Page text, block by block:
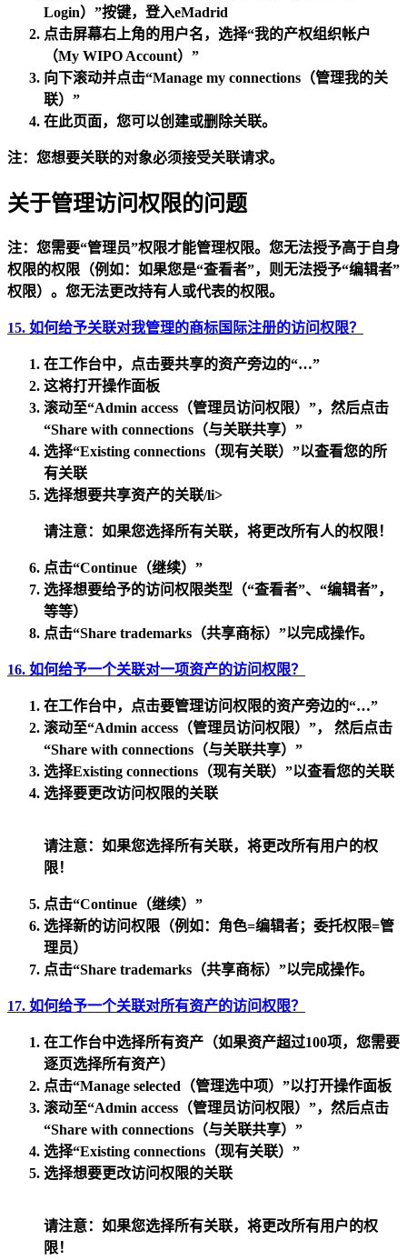
Login）”按键，登入eMadrid
点击屏幕右上角的用户名，选择“我的产权组织帐户
（My WIPO Account）”
向下滚动并点击“Manage my connections（管理我的关
联）”
在此页面，您可以创建或删除关联。
注： 您想要关联的对象必须接受关联请求。
关于管理访问权限的问题
注： 您需要“管理员”权限才能管理权限。您无法授予高于自身
权限的权限（例如：如果您是“查看者”，则无法授予“编辑者”
权限）。您无法更改持有人或代表的权限。
15. 如何给予关联对我管理的商标国际注册的访问权限？
在工作台中，点击要共享的资产旁边的“…”
这将打开操作面板
滚动至“Admin access（管理员访问权限）”，然后点击
“Share with connections（与关联共享）”
选择“Existing connections（现有关联）”以查看您的所
有关联
选择想要共享资产的关联/li>
请注意： 如果您选择所有关联，将更改所有人的权限！
点击“Continue（继续）”
选择想要给予的访问权限类型（“查看者”、“编辑者”，
等等）
点击“Share trademarks（共享商标）”以完成操作。
16. 如何给予一个关联对一项资产的访问权限？
在工作台中，点击要管理访问权限的资产旁边的“…”
滚动至“Admin access（管理员访问权限）”， 然后点击
“Share with connections（与关联共享）”
选择Existing connections（现有关联）”以查看您的关联
选择要更改访问权限的关联
请注意： 如果您选择所有关联，将更改所有用户的权
限！
点击“Continue（继续）”
选择新的访问权限（例如：角色=编辑者；委托权限=管
理员）
点击“Share trademarks（共享商标）”以完成操作。
17. 如何给予一个关联对所有资产的访问权限？
在工作台中选择所有资产 （如果资产超过100项，您需要
逐页选择所有资产）
点击“Manage selected（管理选中项）”以打开操作面板
滚动至“Admin access（管理员访问权限）”，然后点击
“Share with connections（与关联共享）”
选择“Existing connections（现有关联）”
选择想要更改访问权限的关联
请注意： 如果您选择所有关联，将更改所有用户的权
限！